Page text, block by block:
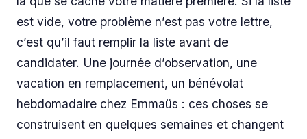
est vide, votre problème n’est pas votre lettre,
c’est qu’il faut remplir la liste avant de
candidater. Une journée d’observation, une
vacation en remplacement, un bénévolat
hebdomadaire chez Emmaüs : ces choses se
construisent en quelques semaines et changent